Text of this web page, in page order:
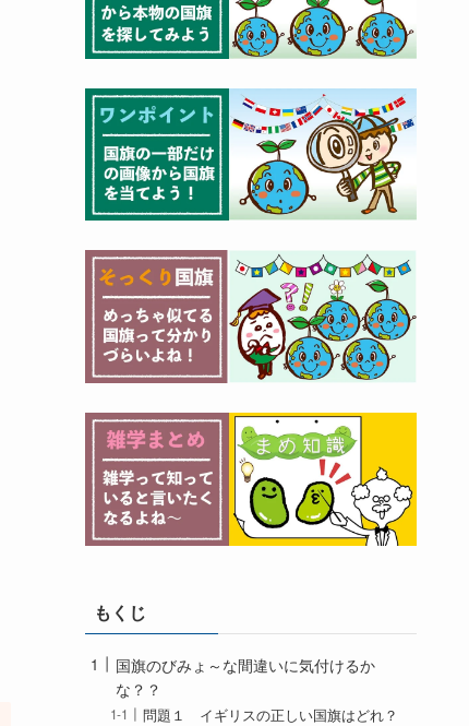
もくじ
国旗のびみょ～な間違いに気付けるか
な？？
問題１ イギリスの正しい国旗はどれ？